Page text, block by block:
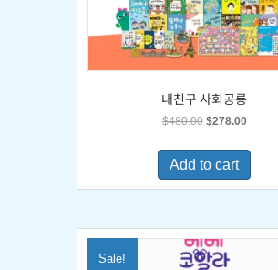
내친구 사회공룡
$480.00 Original
was:
$480.00.
$278.00Current
is:
Add to cart
Sale!